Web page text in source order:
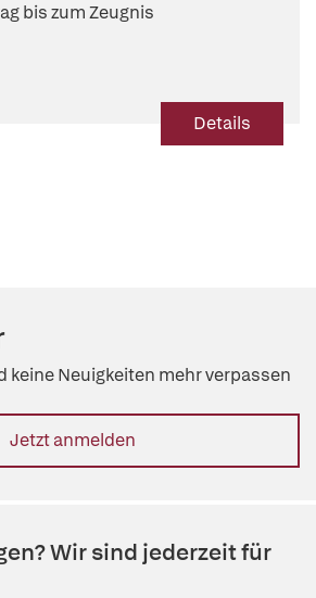
bis zum Zeugnis
Details
keine Neuigkeiten mehr verpassen
Jetzt anmelden
Wir sind jederzeit für